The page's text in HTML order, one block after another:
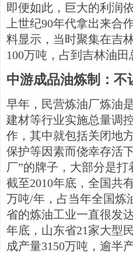
即便如此，巨大的利润
上世纪90年代拿出来合
料显示，当时聚集在吉
100万吨，占到吉林油
中游成品油炼制：不
早年，民营炼油厂炼油
建材等行业实施总量调
作，其中就包括关闭地
保护等因素而侥幸存活
厂”的牌子，大部分是
截至2010年底，全国共
万吨/年，占当年全国炼
省的炼油工业一直很发
年底，山东省21家大型
成产量3150万吨，逾半